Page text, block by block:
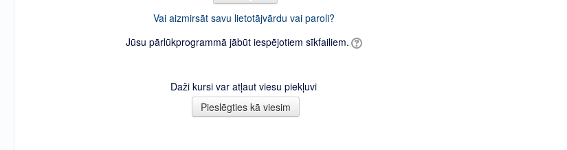
Vai aizmirsāt savu lietotājvārdu vai paroli?
Jūsu pārlūkprogrammā jābūt iespējotiem sīkfailiem.
Daži kursi var atļaut viesu piekļuvi